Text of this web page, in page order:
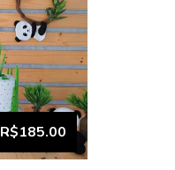
R$185.00